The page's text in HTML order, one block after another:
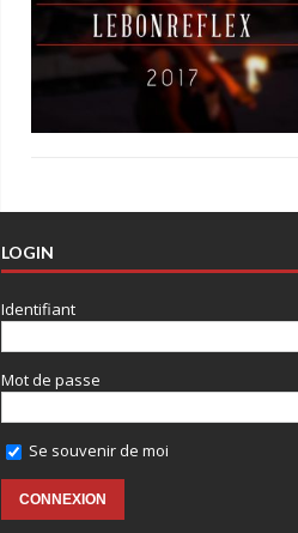
LOGIN
Identifiant
Mot de passe
Se souvenir de moi